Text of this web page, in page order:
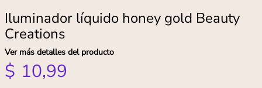
Iluminador líquido honey gold Beauty
Creations
Ver más detalles del producto
$ 10,99